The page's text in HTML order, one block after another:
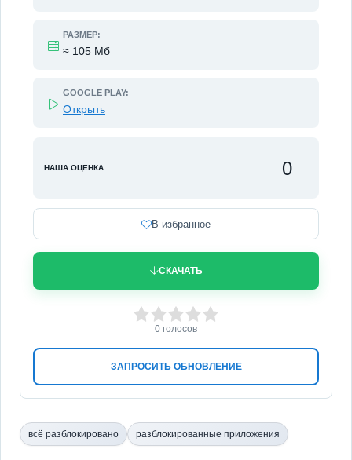
РАЗМЕР:
≈ 105 Мб
GOOGLE PLAY:
Открыть
НАША ОЦЕНКА 0
В избранное
СКАЧАТЬ
ЗАПРОСИТЬ ОБНОВЛЕНИЕ
3 4 5
0 голосов
всё разблокировано разблокированные приложения